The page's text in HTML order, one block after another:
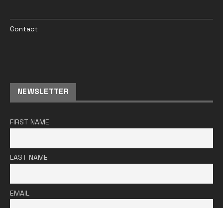
Contact
NEWSLETTER
FIRST NAME
LAST NAME
EMAIL